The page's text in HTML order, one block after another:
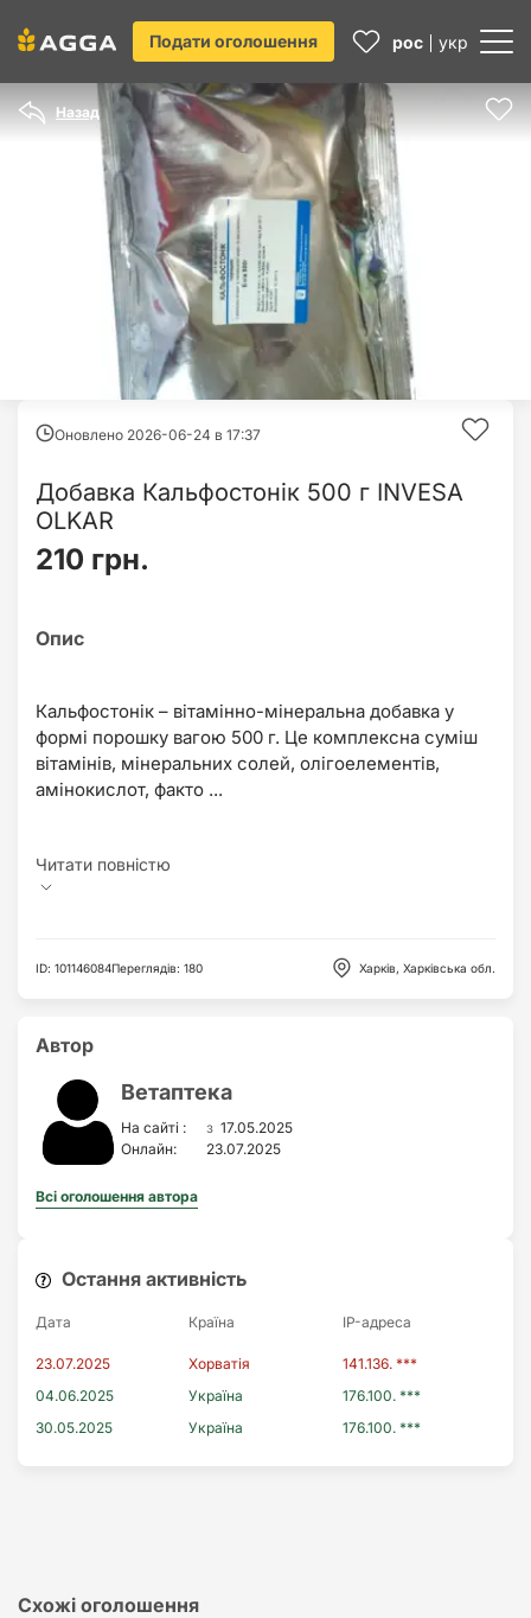
Подати оголошення рос укр
Назад
Оновлено 2026-06-24 в 17:37
Добавка Кальфостонік 500 г INVESA
OLKAR
210 грн.
Кальфостонік – вітамінно-мінеральна добавка у
формі порошку вагою 500 г. Це комплексна суміш
вітамінів, мінеральних солей, олігоелементів,
амінокислот, факто ...
ID: 101146084Переглядів: 180 Харків, Харківська обл.
Автор
Ветаптека
На сайті : з 17.05.2025
Онлайн:
23.07.2025
Всі оголошення автора
Остання активність
Дата Країна IP-адреса
23.07.2025 Хорватія
141.136. ***
04.06.2025
Україна
176.100. ***
30.05.2025
Україна 176.100. ***
Схожі оголошення